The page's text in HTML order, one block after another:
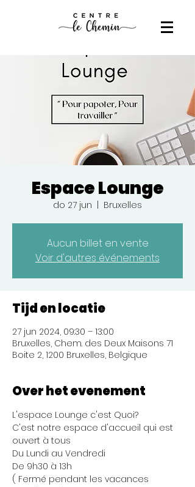
Espace Lounge
do 27 jun Bruxelles
Aucun billet en vente
Voir d'autres événements
Tijd en locatie
27 jun 2024, 09:30 – 13:00
Bruxelles, Chem. des Deux Maisons 71
Boite 2, 1200 Bruxelles, Belgique
Over het evenement
L'espace Lounge c'est Quoi?
C'est notre espace d'accueil qui est
ouvert à tous
Du Lundi au Vendredi
De 9h30 à 13h
( Fermé pendant les vacances